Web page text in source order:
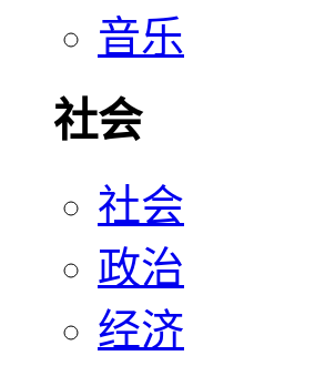
音乐
社会
社会
政治
经济